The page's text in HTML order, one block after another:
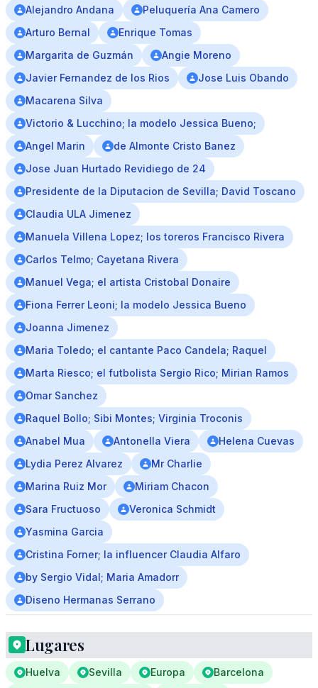
Alejandro Andana
Peluquería Ana Camero
Arturo Bernal
Enrique Tomas
Margarita de Guzmán
Angie Moreno
Javier Fernandez de los Rios
Jose Luis Obando
Macarena Silva
Victorio & Lucchino; la modelo Jessica Bueno;
Angel Marin
de Almonte Cristo Banez
Jose Juan Hurtado Revidiego de 24
Presidente de la Diputacion de Sevilla; David Toscano
Claudia ULA Jimenez
Manuela Villena Lopez; los toreros Francisco Rivera
Carlos Telmo; Cayetana Rivera
Manuel Vega; el artista Cristobal Donaire
Fiona Ferrer Leoni; la modelo Jessica Bueno
Joanna Jimenez
Maria Toledo; el cantante Paco Candela; Raquel
Marta Riesco; el futbolista Sergio Rico; Mirian Ramos
Omar Sanchez
Raquel Bollo; Sibi Montes; Virginia Troconis
Anabel Mua
Antonella Viera
Helena Cuevas
Lydia Perez Alvarez
Mr Charlie
Marina Ruiz Mor
Miriam Chacon
Sara Fructuoso
Veronica Schmidt
Yasmina Garcia
Cristina Forner; la influencer Claudia Alfaro
by Sergio Vidal; Maria Amadorr
Diseno Hermanas Serrano
Lugares
Huelva Sevilla Europa
Barcelona